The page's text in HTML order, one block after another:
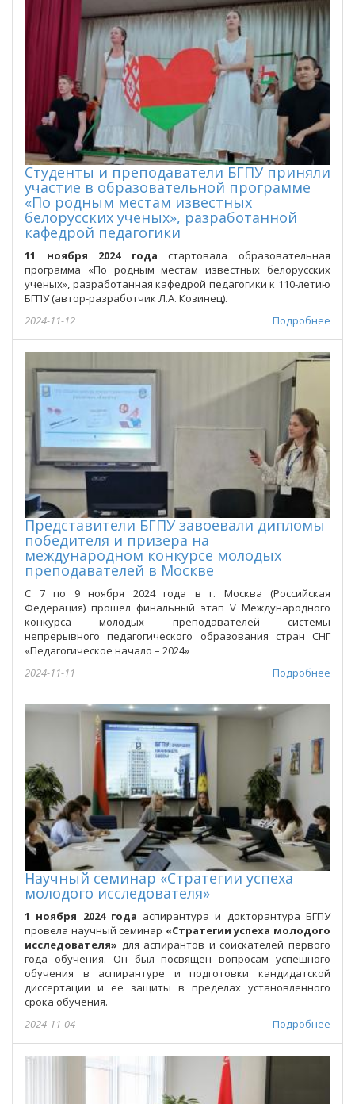
Студенты и преподаватели БГПУ приняли
участие в образовательной программе
«По родным местам известных
белорусских ученых», разработанной
кафедрой педагогики
11 ноября 2024 годастартовала образовательная
программа «По родным местам известных белорусских
ученых», разработанная кафедрой педагогики к 110-летию
БГПУ (автор-разработчик Л.А. Козинец).
Подробнее
2024-11-12
Представители БГПУ завоевали дипломы
победителя и призера на
международном конкурсе молодых
преподавателей в Москве
С 7 по 9 ноября 2024 года в г. Москва (Российская
Федерация) прошел финальный этап V Международного
конкурса молодых преподавателей системы
непрерывного педагогического образования стран СНГ
«Педагогичeское начало – 2024»
Подробнее
2024-11-11
Научный семинар «Стратегии успеха
молодого исследователя»
1 ноября 2024 года аспирантура и докторантура БГПУ
провела научный семинар «Стратегии успеха молодого
исследователя» для аспирантов и соискателей первого
года обучения. Он был посвящен вопросам успешного
обучения в аспирантуре и подготовки кандидатской
диссертации и ее защиты в пределах установленного
срока обучения.
Подробнее
2024-11-04